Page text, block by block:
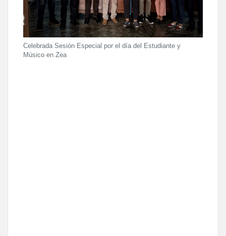
Celebrada Sesión Especial por el día del Estudiante y
Músico en Zea